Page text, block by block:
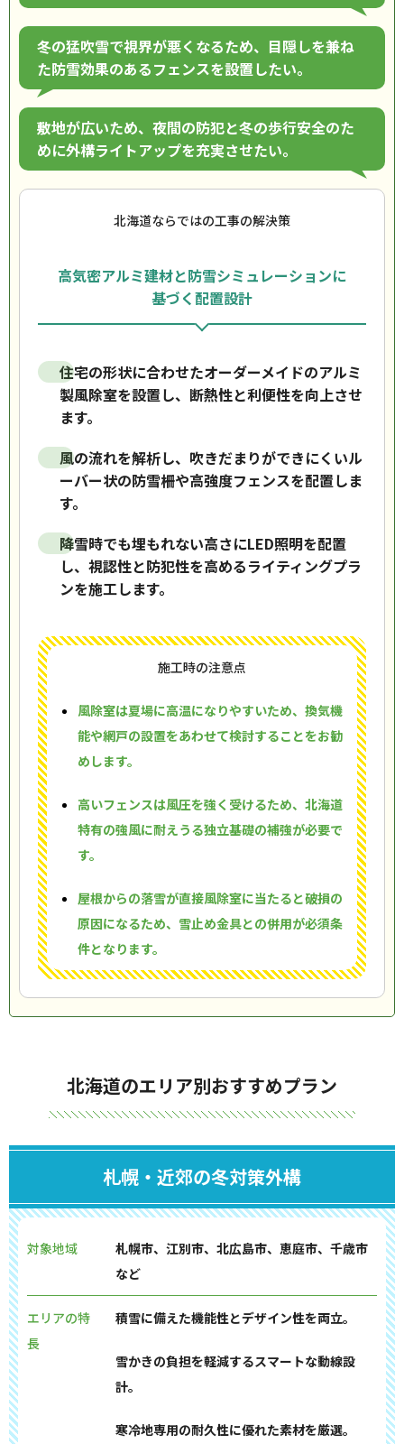
冬の猛吹雪で視界が悪くなるため、目隠しを兼ね
た防雪効果のあるフェンスを設置したい。
敷地が広いため、夜間の防犯と冬の歩行安全のた
めに外構ライトアップを充実させたい。
北海道ならではの工事の解決策
高気密アルミ建材と防雪シミュレーションに
基づく配置設計
住宅の形状に合わせたオーダーメイドのアルミ
製風除室を設置し、断熱性と利便性を向上させ
ます。
風の流れを解析し、吹きだまりができにくいル
ーバー状の防雪柵や高強度フェンスを配置しま
す。
降雪時でも埋もれない高さにLED照明を配置
し、視認性と防犯性を高めるライティングプラ
ンを施工します。
施工時の注意点
風除室は夏場に高温になりやすいため、換気機
能や網戸の設置をあわせて検討することをお勧
めします。
高いフェンスは風圧を強く受けるため、北海道
特有の強風に耐えうる独立基礎の補強が必要で
す。
屋根からの落雪が直接風除室に当たると破損の
原因になるため、雪止め金具との併用が必須条
件となります。
北海道のエリア別おすすめプラン
札幌・近郊の冬対策外構
対象地域
札幌市、江別市、北広島市、恵庭市、千歳市
など
エリアの特
長
積雪に備えた機能性とデザイン性を両立。
雪かきの負担を軽減するスマートな動線設
計。
寒冷地専用の耐久性に優れた素材を厳選。